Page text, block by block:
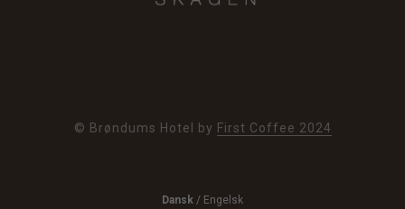
© Brøndums Hotel by First Coffee 2024
Dansk / Engelsk